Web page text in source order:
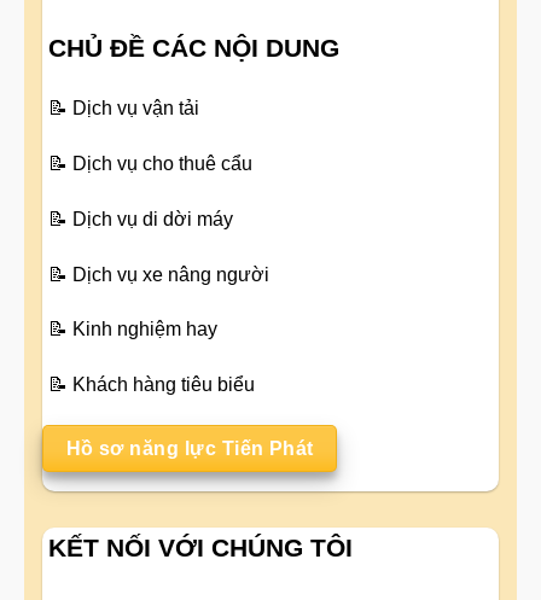
CHỦ ĐỀ CÁC NỘI DUNG
📝 Dịch vụ vận tải
📝 Dịch vụ cho thuê cẩu
📝 Dịch vụ di dời máy
📝 Dịch vụ xe nâng người
📝 Kinh nghiệm hay
📝 Khách hàng tiêu biểu
Hồ sơ năng lực Tiến Phát
KẾT NỐI VỚI CHÚNG TÔI